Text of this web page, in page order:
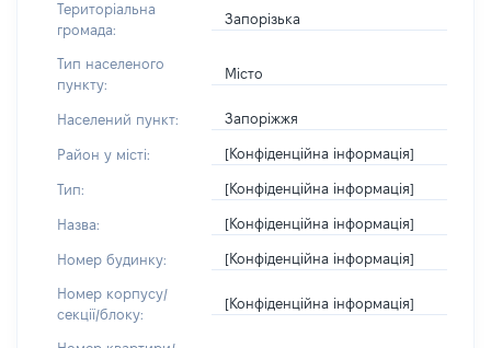
Територіальна
громада:
Запорізька
Тип населеного
пункту:
Місто
Населений пункт: Запоріжжя
Район у місті: [Конфіденційна інформація]
Тип: [Конфіденційна інформація]
Назва: [Конфіденційна інформація]
Номер будинку: [Конфіденційна інформація]
Номер корпусу/
секції/блоку:
[Конфіденційна інформація]